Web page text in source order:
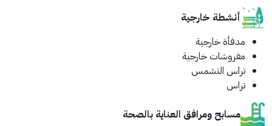
أنشطة خارجية
مدفأة خارجية
مفروشات خارجية
تراس التشمس
تراس
مسابح ومرافق العناية بالصحة